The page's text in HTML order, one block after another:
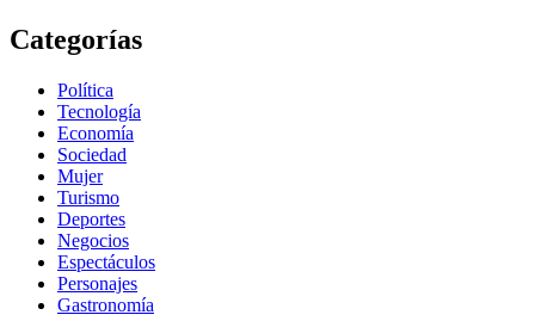
Categorías
Política
Tecnología
Economía
Sociedad
Mujer
Turismo
Deportes
Negocios
Espectáculos
Personajes
Gastronomía